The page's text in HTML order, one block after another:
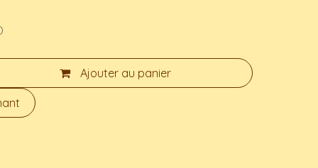
Ajouter au panier